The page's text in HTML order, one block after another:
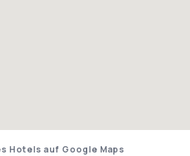
Hotels auf Google Maps